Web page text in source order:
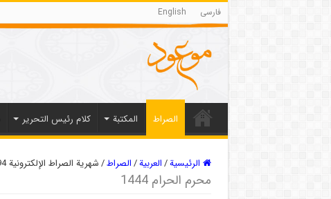
فارسی English
الصراط المکتبة كلام رئيس التحرير
الرئيسية/العربیة/الصراط/شهریة الصراط الإلكترونية 94
محرم الحرام 1444